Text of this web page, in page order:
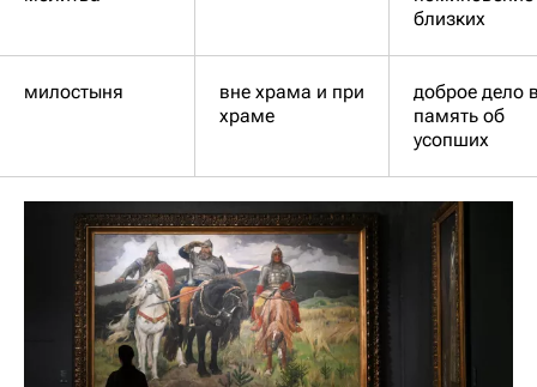
близких
милостыня
вне храма и при
храме
доброе дело
память об
усопших